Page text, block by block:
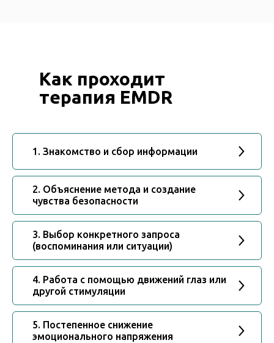
Как проходит
терапия EMDR
1. Знакомство и сбор информации
2. Объяснение метода и создание
чувства безопасности
3. Выбор конкретного запроса
(воспоминания или ситуации)
4. Работа с помощью движений глаз или
другой стимуляции
5. Постепенное снижение
эмоционального напряжения